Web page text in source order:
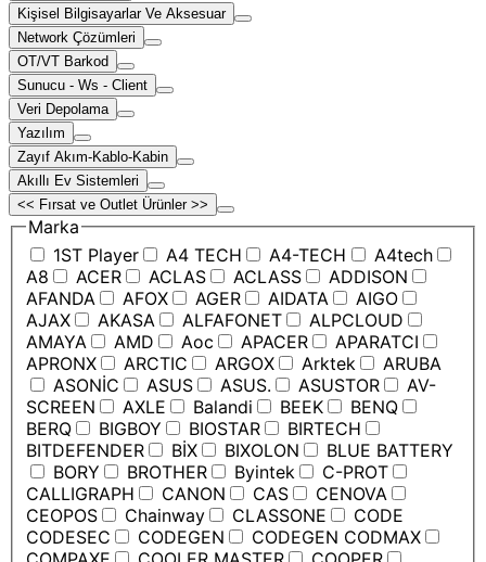
Kişisel Bilgisayarlar Ve Aksesuar
Network Çözümleri
OT/VT Barkod
Sunucu - Ws - Client
Veri Depolama
Yazılım
Zayıf Akım-Kablo-Kabin
Akıllı Ev Sistemleri
<< Fırsat ve Outlet Ürünler >>
Marka
1ST Player
A4 TECH A4-TECH
A4tech
A8
ACER ACLAS ACLASS
ADDISON
AFANDA
AFOX AGER AIDATA
AIGO
AJAX
AKASA ALFAFONET
ALPCLOUD
AMAYA
AMD Aoc APACER
APARATCI
APRONX
ARCTIC ARGOX Arktek
ARUBA
ASONİC
ASUS ASUS. ASUSTOR
AV-
SCREEN
AXLE Balandi BEEK
BENQ
BERQ
BIGBOY BIOSTAR
BIRTECH
BITDEFENDER
BİX BIXOLON
BLUE BATTERY
BORY
BROTHER Byintek
C-PROT
CALLIGRAPH
CANON CAS
CENOVA
CEOPOS
Chainway CLASSONE
CODE
CODESEC
CODEGEN
CODEGEN CODMAX